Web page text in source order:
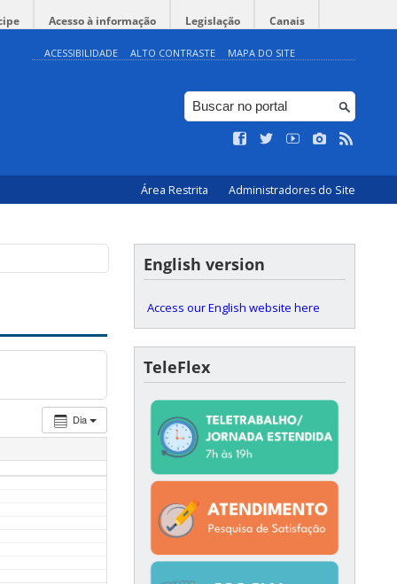
Acesso à informação Legislação Canais
ACESSIBILIDADE ALTO CONTRASTE MAPA DO SITE
Área Restrita Administradores do Site
Dia
English version
Access our English website here
TeleFlex